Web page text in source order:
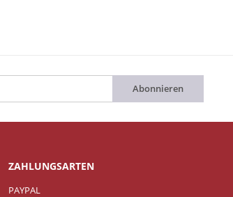
Abonnieren
ZAHLUNGSARTEN
PAYPAL